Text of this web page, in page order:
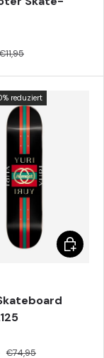
€11,95
reduziert
€74,95